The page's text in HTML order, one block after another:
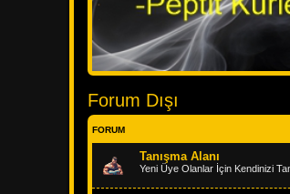
Forum Dışı
FORUM
Tanışma Alanı
Yeni Üye Olanlar İçin Kendinizi